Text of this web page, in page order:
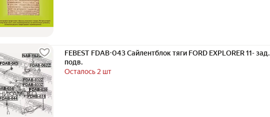
FEBEST FDAB-043 Сайлентблок тяги FORD EXPLORER 11- зад.
подв.
Осталось 2 шт